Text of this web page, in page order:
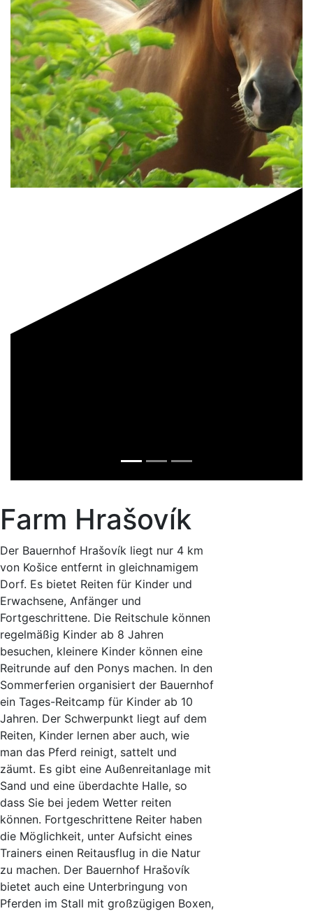
Farm Hrašovík
Der Bauernhof Hrašovík liegt nur 4 km
von Košice entfernt in gleichnamigem
Dorf. Es bietet Reiten für Kinder und
Erwachsene, Anfänger und
Fortgeschrittene. Die Reitschule können
regelmäßig Kinder ab 8 Jahren
besuchen, kleinere Kinder können eine
Reitrunde auf den Ponys machen. In den
Sommerferien organisiert der Bauernhof
ein Tages-Reitcamp für Kinder ab 10
Jahren. Der Schwerpunkt liegt auf dem
Reiten, Kinder lernen aber auch, wie
man das Pferd reinigt, sattelt und
zäumt. Es gibt eine Außenreitanlage mit
Sand und eine überdachte Halle, so
dass Sie bei jedem Wetter reiten
können. Fortgeschrittene Reiter haben
die Möglichkeit, unter Aufsicht eines
Trainers einen Reitausflug in die Natur
zu machen. Der Bauernhof Hrašovík
bietet auch eine Unterbringung von
Pferden im Stall mit großzügigen Boxen,